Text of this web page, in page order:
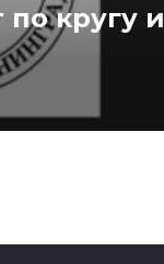
по кругу и